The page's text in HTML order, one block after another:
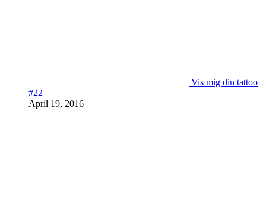
Vis mig din tattoo
#22
April 19, 2016